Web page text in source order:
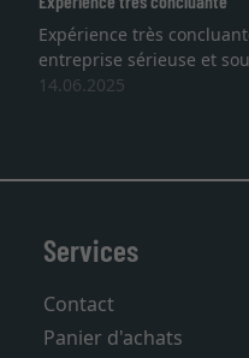
livraison et la protection
client.
Services
Contact
Panier d'achats